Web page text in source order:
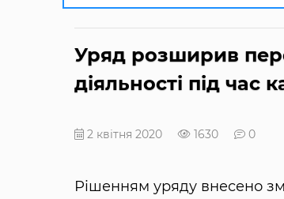
Уряд розширив
діяльності під час
2 квітня 2020 1630 0
Рішенням уряду внесено